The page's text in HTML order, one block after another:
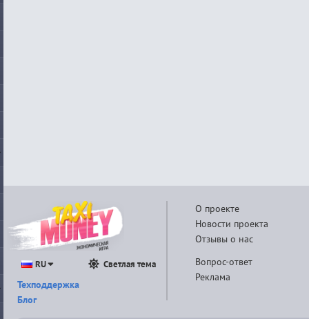
О проекте
Новости проекта
Отзывы о нас
Вопрос-ответ
Реклама
RU Светлая тема
Техподдержка
Блог